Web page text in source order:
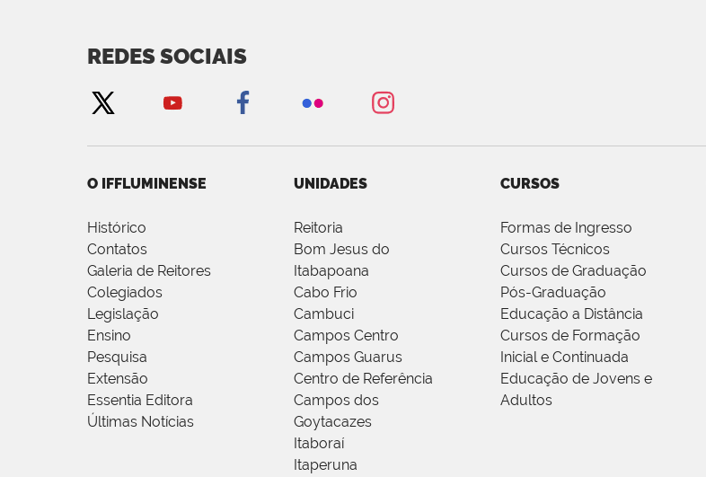
REDES SOCIAIS
O IFFLUMINENSE
Histórico
Contatos
Galeria de Reitores
Colegiados
Legislação
Ensino
Pesquisa
Extensão
Essentia Editora
Últimas Notícias
UNIDADES
Reitoria
Bom Jesus do
Itabapoana
Cabo Frio
Cambuci
Campos Centro
Campos Guarus
Centro de Referência
Campos dos
Goytacazes
Itaboraí
Itaperuna
CURSOS
Formas de Ingresso
Cursos Técnicos
Cursos de Graduação
Pós-Graduação
Educação a Distância
Cursos de Formação
Inicial e Continuada
Educação de Jovens e
Adultos